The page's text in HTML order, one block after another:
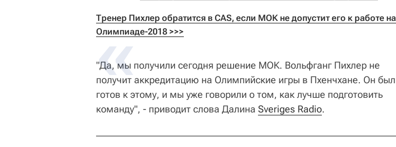
Тренер Пихлер обратится в CAS, если МОК не допустит его к работе на
Олимпиаде-2018 >>>
"Да, мы получили сегодня решение МОК. Вольфганг Пихлер не
получит аккредитацию на Олимпийские игры в Пхенчхане. Он был
готов к этому, и мы уже говорили о том, как лучше подготовить
команду", - приводит слова Далина Sveriges Radio.